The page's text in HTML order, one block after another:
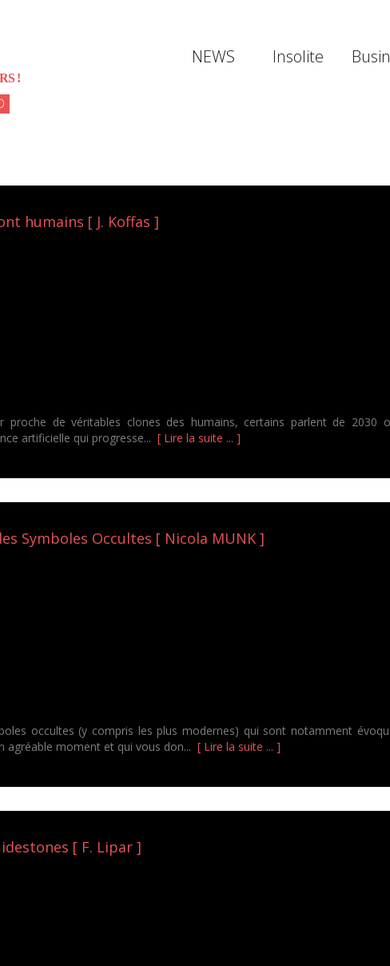
!
NEWS Insolite
humains [ J. Koffas ]
de véritables clones des humains, certains parlent de 2030
artificielle qui progresse... [ Lire la suite ... ]
Symboles Occultes [ Nicola MUNK ]
occultes (y compris les plus modernes) qui sont notamment
agréable moment et qui vous don... [ Lire la suite ... ]
[ F. Lipar ]